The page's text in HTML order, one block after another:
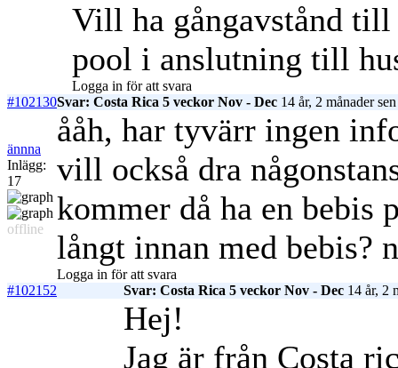
Vill ha gångavstånd
pool i anslutning till
Logga in för att svara
#102130Svar: Costa Rica 5 veckor Nov - Dec 14 år, 2 månader sen
ännna
Inlägg:
17
offline
ååh, har tyvärr ingen
vill också dra
kommer då ha en bebis
långt innan med bebis?
Logga in för att svara
#102152
Svar: Costa Rica 5 veckor Nov - Dec 14 år, 2
Hej!
Jag är från Costa